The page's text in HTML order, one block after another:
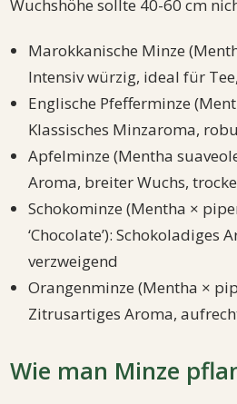
Wuchshöhe sollte 40-60 cm
Marokkanische Minze
Intensiv würzig, ideal für
Englische Pfefferminze
Klassisches Minzaroma,
Apfelminze (Mentha
Aroma, breiter Wuchs,
Schokominze (Mentha ×
‘Chocolate’): Schokoladiges
verzweigend
Orangenminze (Mentha ×
Zitrusartiges Aroma,
Wie man Minze